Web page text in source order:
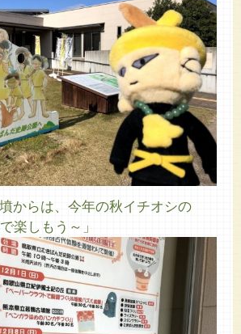
からは、今年の秋イチオシの
楽しもう～」